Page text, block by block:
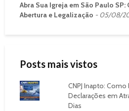
Abra Sua Igreja em São Paulo SP:
Abertura e Legalização
05/08/
Posts mais vistos
CNPJ Inapto: Como
Declarações em
Dias